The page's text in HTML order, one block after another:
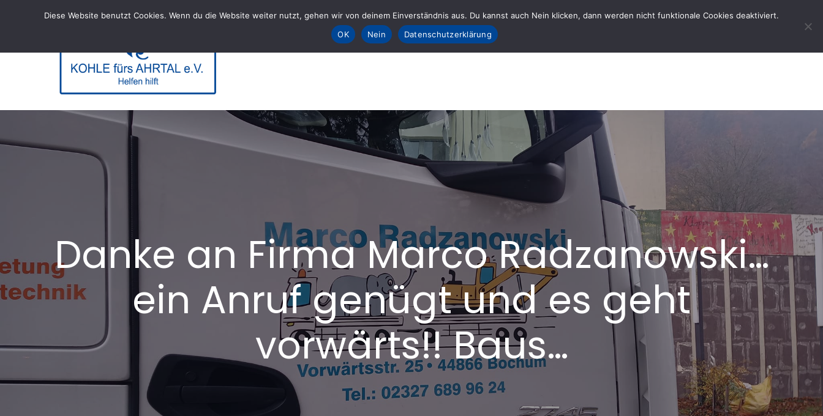
Danke an Firma Marco Radzanowski…
ein Anruf genügt und es geht
vorwärts!! Baus…
Diese Website benutzt Cookies. Wenn du die Website weiter nutzt, gehen wir von deinem Einverständnis aus. Du kannst auch Nein klicken, dann werden nicht funktionale Cookies deaktiviert.
OK
Nein Datenschutzerklärung